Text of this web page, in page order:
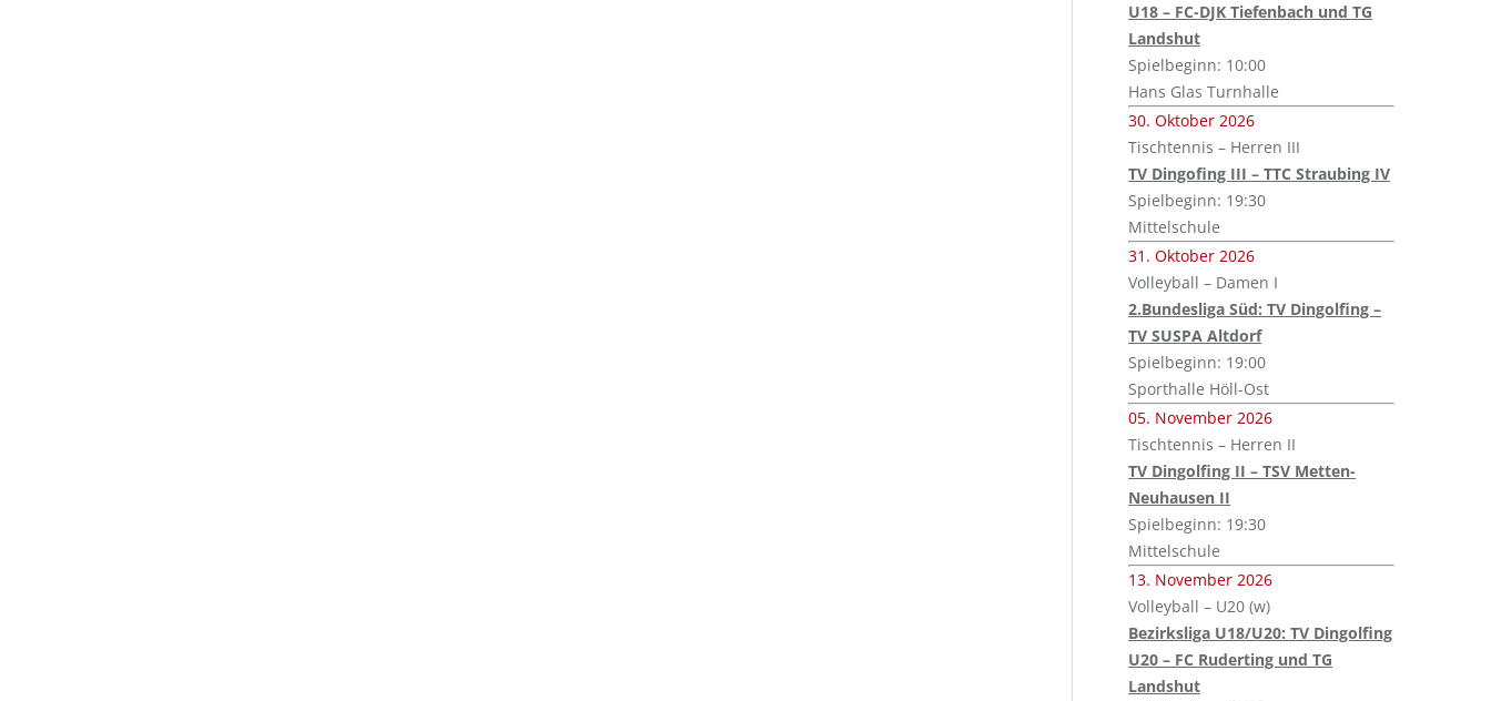
U18 – FC-DJK Tiefenbach und TG
Landshut
Spielbeginn: 10:00
Hans Glas Turnhalle
30. Oktober 2026
Tischtennis – Herren III
TV Dingofing III – TTC Straubing IV
Spielbeginn: 19:30
Mittelschule
31. Oktober 2026
Volleyball – Damen I
2.Bundesliga Süd: TV Dingolfing –
TV SUSPA Altdorf
Spielbeginn: 19:00
Sporthalle Höll-Ost
05. November 2026
Tischtennis – Herren II
TV Dingolfing II – TSV Metten-
Neuhausen II
Spielbeginn: 19:30
Mittelschule
13. November 2026
Volleyball – U20 (w)
Bezirksliga U18/U20: TV Dingolfing
U20 – FC Ruderting und TG
Landshut